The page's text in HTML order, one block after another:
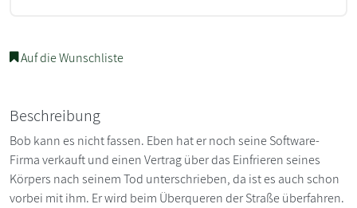
Auf die Wunschliste
Beschreibung
Bob kann es nicht fassen. Eben hat er noch seine Software-
Firma verkauft und einen Vertrag über das Einfrieren seines
Körpers nach seinem Tod unterschrieben, da ist es auch schon
vorbei mit ihm. Er wird beim Überqueren der Straße überfahren.